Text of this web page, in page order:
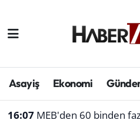
Asayiş Ekonomi
16:07 MEB'den 60 binden fazla kişiye
Afyonkarahisar
Çevre
Aydın Hava Durumu
Süper Lig Puan